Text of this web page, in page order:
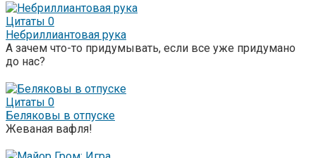
Цитаты 0
Небриллиантовая рука
А зачем что-то придумывать, если все уже придумано
до нас?
Цитаты 0
Беляковы в отпуске
Жеваная вафля!